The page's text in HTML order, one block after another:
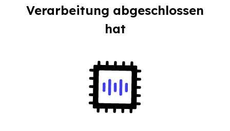
Verarbeitung abgeschlossen
hat